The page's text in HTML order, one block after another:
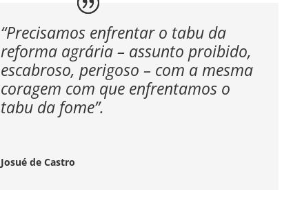
“Precisamos enfrentar o tabu da
reforma agrária – assunto proibido,
escabroso, perigoso – com a mesma
coragem com que enfrentamos o
tabu da fome”.
Josué de Castro